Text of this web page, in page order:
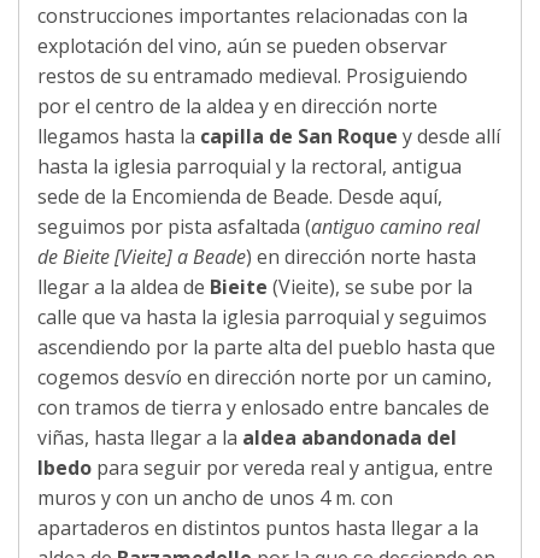
construcciones importantes relacionadas con la
explotación del vino, aún se pueden observar
restos de su entramado medieval. Prosiguiendo
por el centro de la aldea y en dirección norte
llegamos hasta la capilla de San Roque y desde allí
hasta la iglesia parroquial y la rectoral, antigua
sede de la Encomienda de Beade. Desde aquí,
seguimos por pista asfaltada (antiguo camino real
de Bieite [Vieite] a Beade) en dirección norte hasta
llegar a la aldea de Bieite (Vieite), se sube por la
calle que va hasta la iglesia parroquial y seguimos
ascendiendo por la parte alta del pueblo hasta que
cogemos desvío en dirección norte por un camino,
con tramos de tierra y enlosado entre bancales de
viñas, hasta llegar a la aldea abandonada del
Ibedo para seguir por vereda real y antigua, entre
muros y con un ancho de unos 4 m. con
apartaderos en distintos puntos hasta llegar a la